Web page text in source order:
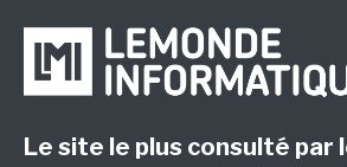
Le site le plus consulté par